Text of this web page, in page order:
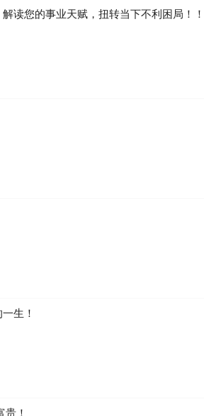
读您的事业天赋，扭转当下不利困局！！
生！
！